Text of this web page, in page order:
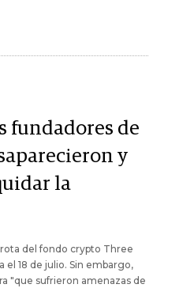
fundadores de
y
la
del fondo crypto Three
el 18 de julio. Sin embargo,
"que sufrieron amenazas de